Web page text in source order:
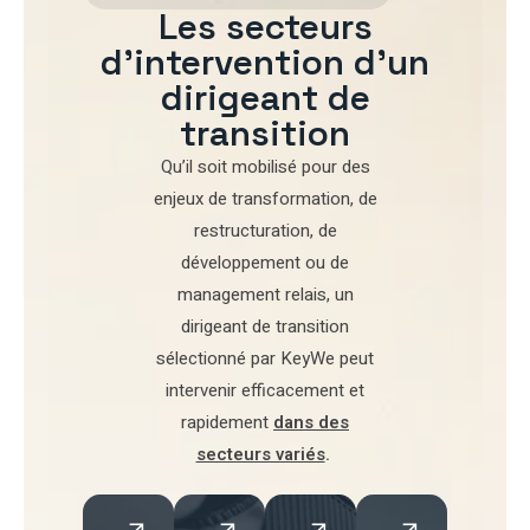
Les secteurs
d'intervention d'un
dirigeant de
transition
Qu’il soit mobilisé pourdes
enjeux de transformation, de
restructuration, de
développementou de
management relais, un
dirigeant de transition
sélectionné par KeyWe peut
intervenir efficacement et
rapidement dans des
secteurs variés.